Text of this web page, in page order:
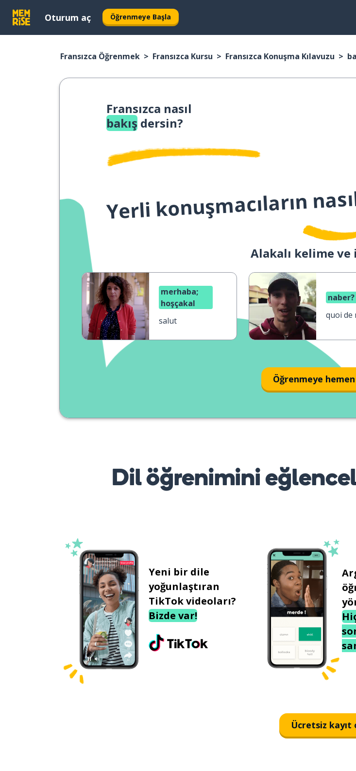
Oturum aç Öğrenmeye Başla
Fransızca Öğrenmek Fransızca Kursu Fransızca Konuşma Kılavuzu
Fransızca nasıl
bakış dersin?
Yerli konuşmacıların
Alakalı kelime
merhaba;
hoşçakal
salut
naber?
quoi de
Öğrenmeye
Dil öğrenimini
Yeni bir dile
yoğunlaştıran
TikTok videoları?
Bizde var!
Ücretsiz kayıt